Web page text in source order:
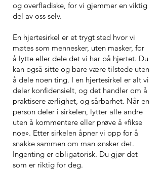
og overfladiske, for vi gjemmer en viktig
del av oss selv.
En hjertesirkel er et trygt sted hvor vi
møtes som mennesker, uten masker, for
å lytte eller dele det vi har på hjertet. Du
kan også sitte og bare være tilstede uten
å dele noen ting. I en hjertesirkel er alt vi
deler konfidensielt, og det handler om å
praktisere ærlighet, og sårbarhet. Når en
person deler i sirkelen, lytter alle andre
uten å kommentere eller prøve å «fikse
noe». Etter sirkelen åpner vi opp for å
snakke sammen om man ønsker det.
Ingenting er obligatorisk. Du gjør det
som er riktig for deg.